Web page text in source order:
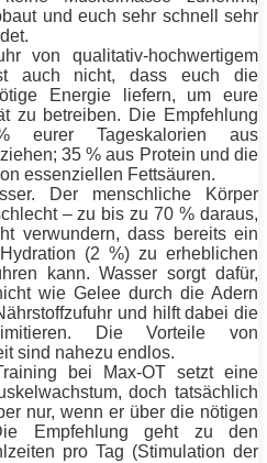
und euch sehr schnell sehr
von qualitativ-hochwertigem
auch nicht, dass euch die
Energie liefern, um eure
zu betreiben. Die Empfehlung
Tageskalorien aus
35 % aus Protein und die
essenziellen Fettsäuren.
Der menschliche Körper
– zu bis zu 70 % daraus,
verwundern, dass bereits ein
(2 %) zu erheblichen
kann. Wasser sorgt dafür,
wie Gelee durch die Adern
und hilft dabei die
Die Vorteile von
sind nahezu endlos.
bei Max-OT setzt eine
doch tatsächlich
nur, wenn er über die nötigen
Empfehlung geht zu den
pro Tag (Stimulation der